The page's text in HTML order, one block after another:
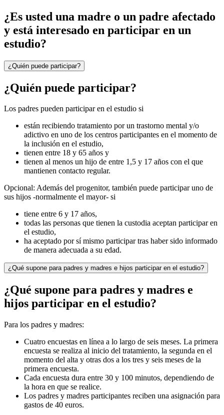
¿Es usted una madre o un padre afectado
y está interesado en participar en un
estudio?
¿Quién puede participar?
¿Quién puede participar?
Los padres pueden participar en el estudio si
están recibiendo tratamiento por un trastorno mental y/o
adictivo en uno de los centros participantes en el momento de
la inclusión en el estudio,
tienen entre 18 y 65 años y
tienen al menos un hijo de entre 1,5 y 17 años con el que
mantienen contacto regular.
Opcional: Además del progenitor, también puede participar uno de
sus hijos -normalmente el mayor- si
tiene entre 6 y 17 años,
todas las personas que tienen la custodia aceptan participar en
el estudio,
ha aceptado por sí mismo participar tras haber sido informado
de manera adecuada a su edad.
¿Qué supone para padres y madres e hijos participar en el estudio?
¿Qué supone para padres y madres e
hijos participar en el estudio?
Para los padres y madres:
Cuatro encuestas en línea a lo largo de seis meses. La primera
encuesta se realiza al inicio del tratamiento, la segunda en el
momento del alta y otras dos a los tres y seis meses de la
primera encuesta.
Cada encuesta dura entre 30 y 100 minutos, dependiendo de
la hora en que se realice.
Los padres y madres participantes reciben una asignación para
gastos de 40 euros.